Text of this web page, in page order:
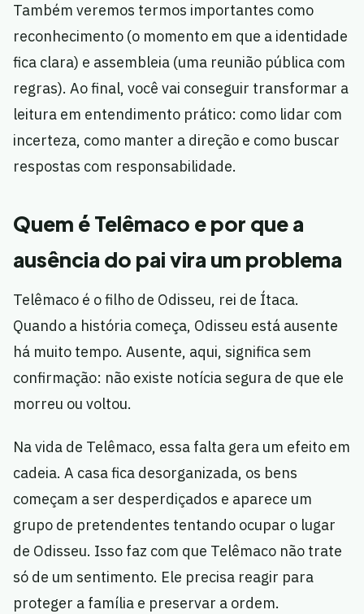
Também veremos termos importantes como
reconhecimento (o momento em que a identidade
fica clara) e assembleia (uma reunião pública com
regras). Ao final, você vai conseguir transformar a
leitura em entendimento prático: como lidar com
incerteza, como manter a direção e como buscar
respostas com responsabilidade.
Quem é Telêmaco e por que a
ausência do pai vira um problema
Telêmaco é o filho de Odisseu, rei de Ítaca.
Quando a história começa, Odisseu está ausente
há muito tempo. Ausente, aqui, significa sem
confirmação: não existe notícia segura de que ele
morreu ou voltou.
Na vida de Telêmaco, essa falta gera um efeito em
cadeia. A casa fica desorganizada, os bens
começam a ser desperdiçados e aparece um
grupo de pretendentes tentando ocupar o lugar
de Odisseu. Isso faz com que Telêmaco não trate
só de um sentimento. Ele precisa reagir para
proteger a família e preservar a ordem.